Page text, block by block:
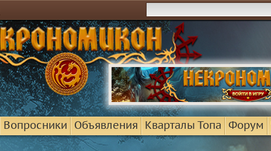
Вопросники Объявления Кварталы Топа Форум